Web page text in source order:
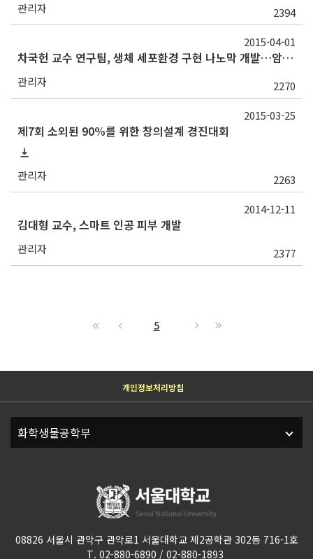
관리자 2394
차국헌 교수 연구팀, 생체 세포환경 구현 나노막 개발…암전이 연구에 활용
관리자 2270
2015-04-01
제7회 소외된 90%를 위한 창의설계 경진대회
관리자 2263
2015-03-25
김대형 교수, 스마트 인공 피부 개발
관리자 2377
2014-12-11
5
개인정보처리방침
08826 서울시 관악구 관악로1 서울대학교 제2공학관 302동 716-1호
T. 02-880-6890 / 02-880-1893